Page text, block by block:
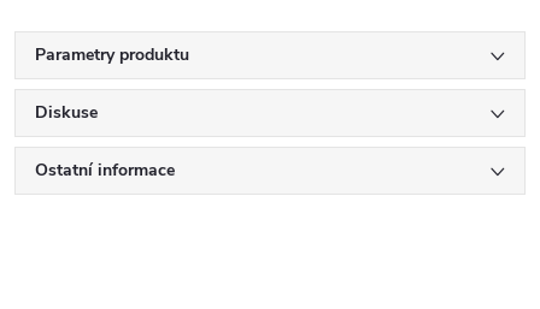
Parametry produktu
Diskuse
Ostatní informace